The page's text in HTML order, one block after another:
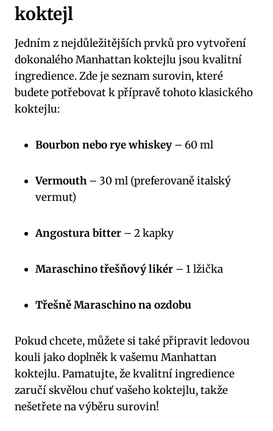
koktejl
Jedním z nejdůležitějších prvků pro vytvoření
dokonalého Manhattan koktejlu jsou kvalitní
ingredience. Zde je seznam surovin, které
budete potřebovat k přípravě tohoto klasického
koktejlu:
Bourbon nebo rye whiskey – 60 ml
Vermouth – 30 ml (preferovaně italský
vermut)
Angostura bitter – 2 kapky
Maraschino třešňový likér – 1 lžička
Třešně Maraschino na ozdobu
Pokud chcete, můžete si také připravit ledovou
kouli jako doplněk k vašemu Manhattan
koktejlu. Pamatujte, že kvalitní ingredience
zaručí skvělou chuť vašeho koktejlu, takže
nešetřete na výběru surovin!